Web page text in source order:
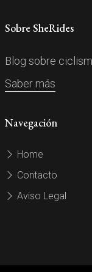
Sobre SheRides
Blog sobre
Saber más
Navegación
Home
Contacto
Aviso Legal